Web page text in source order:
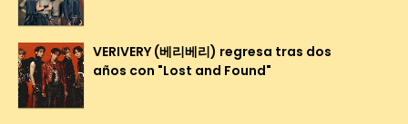
VERIVERY (베리베리) regresa tras dos
años con "Lost and Found"